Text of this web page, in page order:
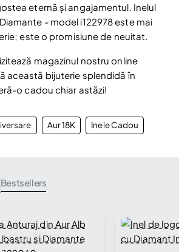
eternă și angajamentul. Inelul
- model i122978 este mai
este o promisiune de neuitat.
magazinul nostru online
această bijuterie splendidă în
o cadou chiar astăzi!
Aur 18K Inele Cadou
Bestsellers